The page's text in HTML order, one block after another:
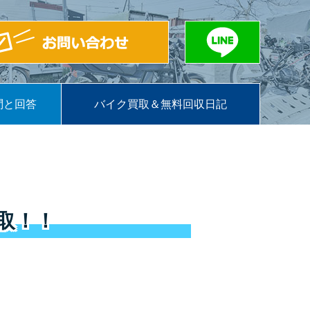
と回答 バイク買取＆無料回収日記
！！